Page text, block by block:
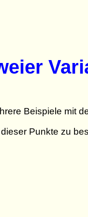
Beispiele mit
Punkte zu